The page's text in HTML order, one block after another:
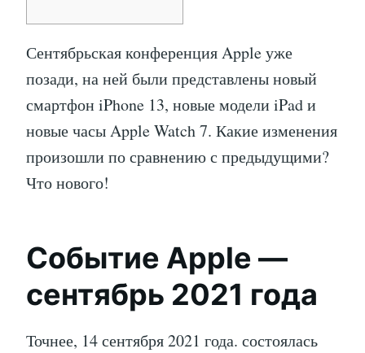
Сентябрьская конференция Apple уже
позади, на ней были представлены новый
смартфон iPhone 13, новые модели iPad и
новые часы Apple Watch 7. Какие изменения
произошли по сравнению с предыдущими?
Что нового!
Событие Apple —
сентябрь 2021 года
Точнее, 14 сентября 2021 года. состоялась